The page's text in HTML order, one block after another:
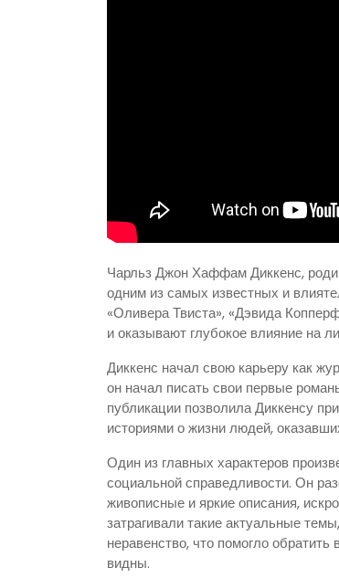
Чарльз Джон Хаффам Диккенс,
одним из самых известных и
«Оливера Твиста», «Дэвида
и оказывают глубокое влияние на
Диккенс начал свою карьеру как
он начал писать свои первые
публикации позволила Диккенсу
историями о жизни людей,
Один из главных характеров
социальной справедливости. Он
живописные и яркие описания,
затрагивали такие актуальные
неравенство, что помогло
видны.